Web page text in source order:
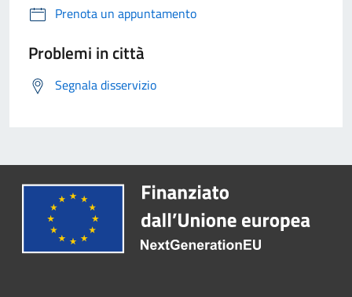
Prenota un appuntamento
Problemi in città
Segnala disservizio